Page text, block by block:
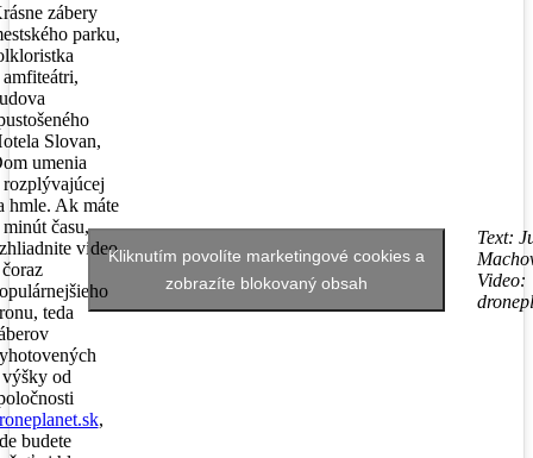
zábery
parku,
Slovan,
umenia
hmle. Ak máte
času,
video
teda
od
,
budete
Text:
Video:
Kliknutím povolíte marketingové cookies a
zobrazíte blokovaný obsah